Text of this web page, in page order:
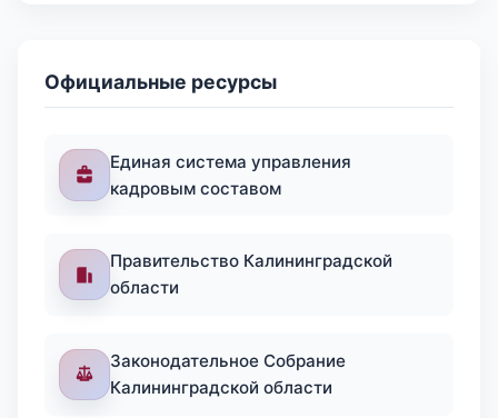
Официальные ресурсы
Единая система управления
кадровым составом
Правительство Калининградской
области
Законодательное Собрание
Калининградской области